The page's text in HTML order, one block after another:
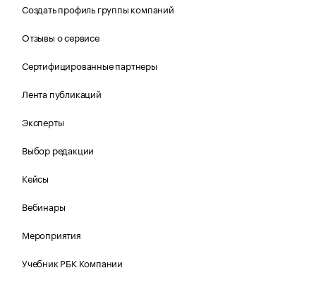
Создать профиль группы компаний
Отзывы о сервисе
Сертифицированные партнеры
Лента публикаций
Эксперты
Выбор редакции
Кейсы
Вебинары
Мероприятия
Учебник РБК Компании